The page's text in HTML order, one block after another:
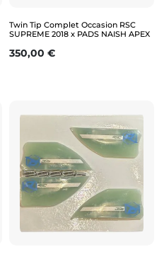
Twin Tip Complet Occasion RSC
SUPREME 2018 x PADS NAISH APEX
Prix
350,00 €